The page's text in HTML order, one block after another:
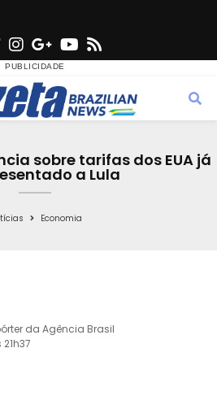
T
w
i
t
e
n
s
t
g
r
a
G
o
o
g
e
Y
u
t
b
s
sobre tarifas dos EUA já
a Lula
Economia
da Agência Brasil